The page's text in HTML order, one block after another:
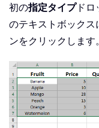
初の指定タイプドロ
のテキストボックス
ンをクリックします。